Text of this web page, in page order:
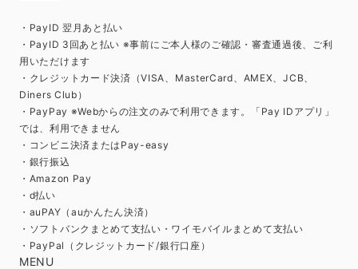
・PayID 翌月あと払い
・PayID 3回あと払い ※事前にご本人様のご確認・審査通過後、ご利
用いただけます
・クレジットカード決済（VISA、MasterCard、AMEX、JCB、
Diners Club）
・PayPay ※Webからの注文のみで利用できます。「Pay IDアプリ」
では、利用できません
・コンビニ決済またはPay-easy
・銀行振込
・Amazon Pay
・d払い
・auPAY（auかんたん決済）
・ソフトバンクまとめて支払い・ワイモバイルまとめて支払い
・PayPal（クレジットカード/銀行口座）
MENU